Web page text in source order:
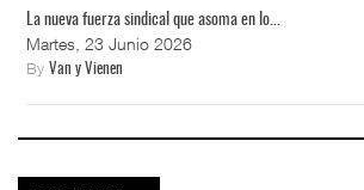
La nueva fuerza sindical que asoma en lo...
Martes, 23 Junio 2026
By Van y Vienen